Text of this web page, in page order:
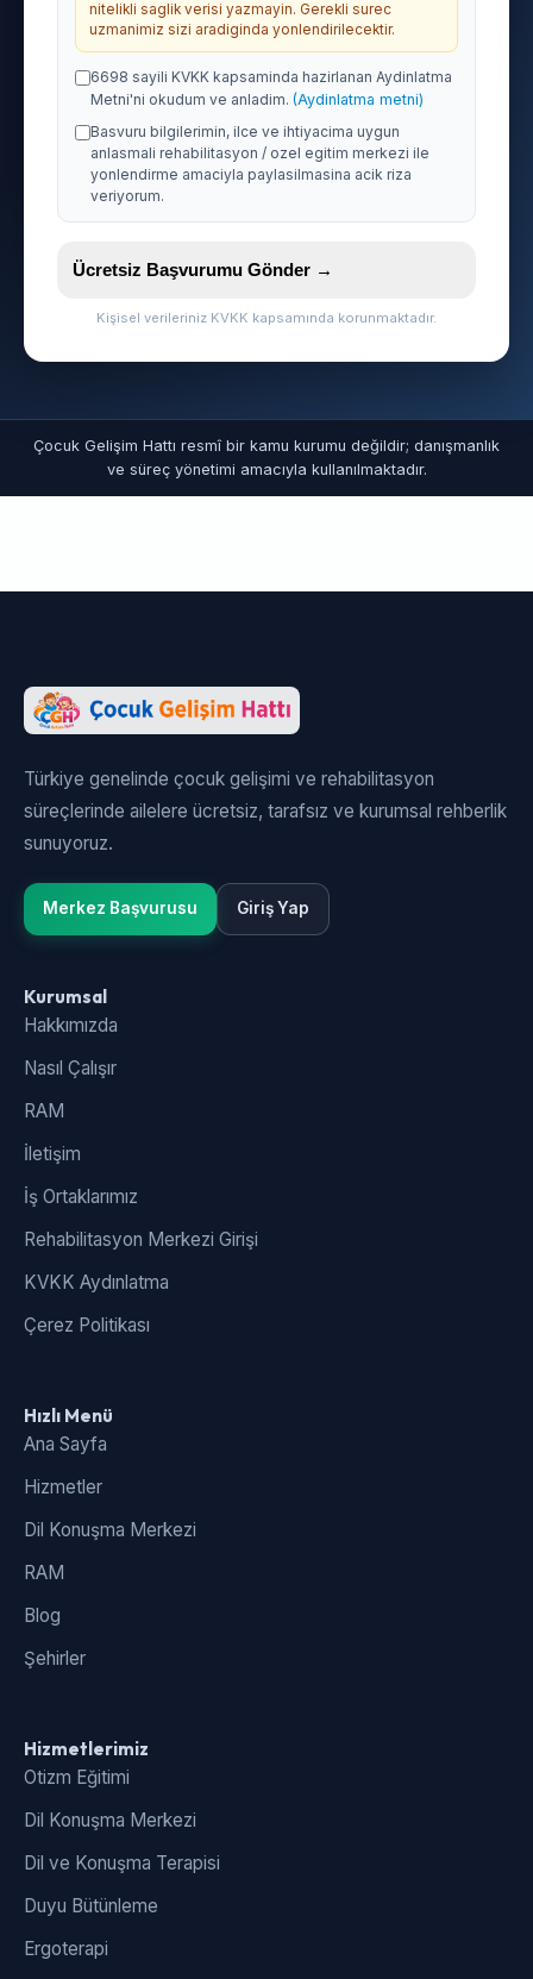
nitelikli saglik verisi yazmayin. Gerekli surec
uzmanimiz sizi aradiginda yonlendirilecektir.
6698 sayili KVKK kapsaminda hazirlanan Aydinlatma
Metni'ni okudum ve anladim. (Aydinlatma metni)
Basvuru bilgilerimin, ilce ve ihtiyacima uygun
anlasmali rehabilitasyon / ozel egitim merkezi ile
yonlendirme amaciyla paylasilmasina acik riza
veriyorum.
Ücretsiz Başvurumu Gönder →
Kişisel verileriniz KVKK kapsamında korunmaktadır.
Çocuk Gelişim Hattı resmî bir kamu kurumu değildir; danışmanlık
ve süreç yönetimi amacıyla kullanılmaktadır.
Türkiye genelinde çocuk gelişimi ve rehabilitasyon
süreçlerinde ailelere ücretsiz, tarafsız ve kurumsal rehberlik
sunuyoruz.
Merkez Başvurusu Giriş Yap
Kurumsal
Hakkımızda
Nasıl Çalışır
RAM
İletişim
İş Ortaklarımız
Rehabilitasyon Merkezi Girişi
KVKK Aydınlatma
Çerez Politikası
Hızlı Menü
Ana Sayfa
Hizmetler
Dil Konuşma Merkezi
RAM
Blog
Şehirler
Hizmetlerimiz
Otizm Eğitimi
Dil Konuşma Merkezi
Dil ve Konuşma Terapisi
Duyu Bütünleme
Ergoterapi